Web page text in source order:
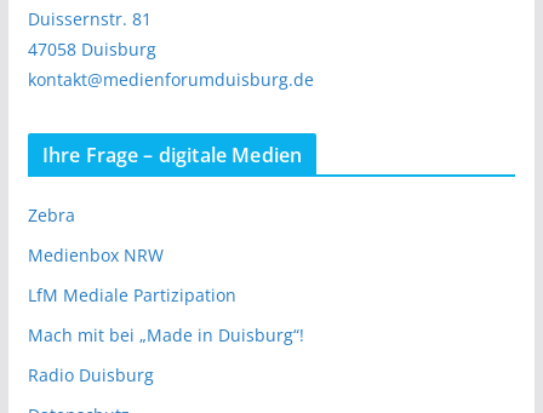
Duissernstr. 81
47058 Duisburg
kontakt@medienforumduisburg.de
Ihre Frage – digitale Medien
Zebra
Medienbox NRW
LfM Mediale Partizipation
Mach mit bei „Made in Duisburg“!
Radio Duisburg